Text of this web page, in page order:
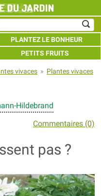
PLANTEZ LE BONHEUR
PETITS FRUITS
vivaces» Plantes vivaces
Hildebrand
Commentaires (0)
pas ?